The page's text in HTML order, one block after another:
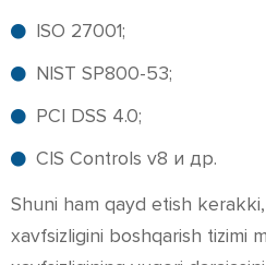
ISO 27001;
NIST SP800-53;
PCI DSS 4.0;
CIS Controls v8 и др.
Shuni ham qayd etish
xavfsizligini boshqarish tizimi